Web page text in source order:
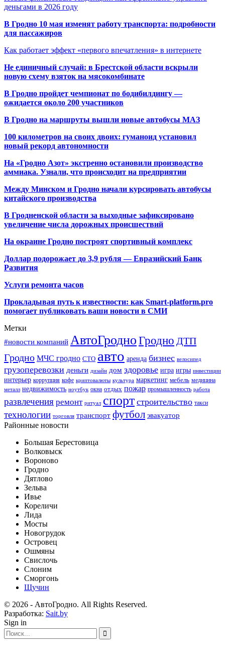
деньгами в 2026 году
В Гродно 10 мая изменят работу транспорта: подробности
для пассажиров
Как работает эффект «первого впечатления» в интернете
Не единичный случай: в Брестской области вскрыли
новую схему взяток на мясокомбинате
В Гродно пройдет чемпионат по бодибилдингу —
ожидается около 200 участников
В Гродно на маршруты вышли новые автобусы МАЗ
100 километров на своих двоих: гуманоид установил
новый рекорд автономности
На «Гродно Азот» экстренно остановили производство
аммиака. Узнали, что происходит на предприятии
Между Минском и Гродно начали курсировать автобусы
китайского производства
В Гродненской области за выходные зафиксировано
увеличение числа дорожных происшествий
На окраине Гродно построят спортивный комплекс
Доллар подорожает до 3,9 рубля — Евразийский Банк
Развития
Услуги ремонта часов
Прокладывая путь к известности: как Smart-platform.pro
помогает публиковать ваши новости в СМИ
Метки
#новости компаний АвтоГродноГродно ДТП
Гродно МЧС гродно СТО авто аренда бизнес велосипед
грузоперевозки деньги дизайн дом здоровье игра игры инвестиции
интерьер коррупция кофе криптовалюты культура маркетинг мебель медицина
металл недвижимость ноутбук окна отдых пожар промышленность работа
развлечения ремонт ритуал спорт строительство такси
технологии торговля транспорт футбол эвакуатор
Районные новости
Большая Берестовица
Волковыск
Вороново
Гродно
Дятлово
Зельва
Ивье
Кореличи
Лида
Мосты
Новогрудок
Островец
Ошмяны
Свислочь
Слоним
Сморгонь
Щучин
© 2026 - АвтоГродно. All Rights Reserved.
Разработка: Sait.by
Sign in